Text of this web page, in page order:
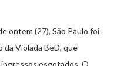
ontem (27), São Paulo foi
da Violada BeD, que
esgotados. O